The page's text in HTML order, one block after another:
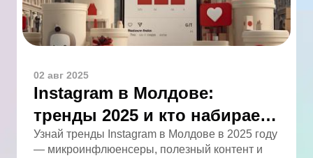
02 авг 2025
Instagram в Молдове:
тренды 2025 и кто набирает
обороты
Узнай тренды Instagram в Молдове в 2025 году
— микроинфлюенсеры, полезный контент и